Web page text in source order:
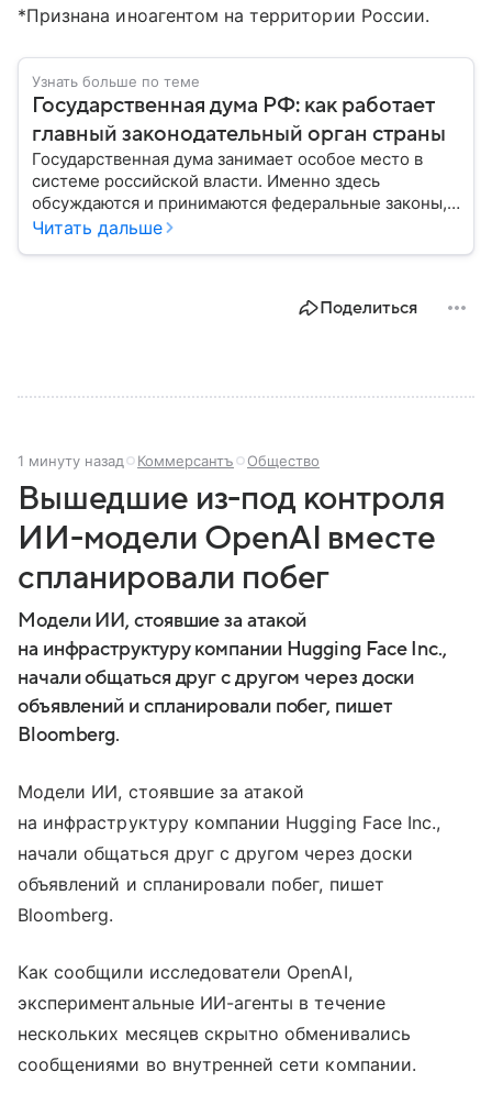
*Признана иноагентом на территории России.
Узнать больше по теме
Государственная дума РФ: как работает
главный законодательный орган страны
Государственная дума занимает особое место в
системе российской власти. Именно здесь
обсуждаются и принимаются федеральные законы,
определяющие развитие государства, экономики и
Разбираемся, как устроена Госдума, какие
Читать дальше
Поделиться
1 минуту назад Коммерсантъ Общество
Вышедшие из-под контроля
ИИ-модели OpenAI вместе
спланировали побег
Модели ИИ, стоявшие за атакой
на инфраструктуру компании Hugging Face Inc.,
начали общаться друг с другом через доски
объявлений и спланировали побег, пишет
Bloomberg.
Модели ИИ, стоявшие за атакой
на инфраструктуру компании Hugging Face Inc.,
начали общаться друг с другом через доски
объявлений и спланировали побег, пишет
Bloomberg.
Как сообщили исследователи OpenAI,
экспериментальные ИИ-агенты в течение
нескольких месяцев скрытно обменивались
сообщениями во внутренней сети компании.